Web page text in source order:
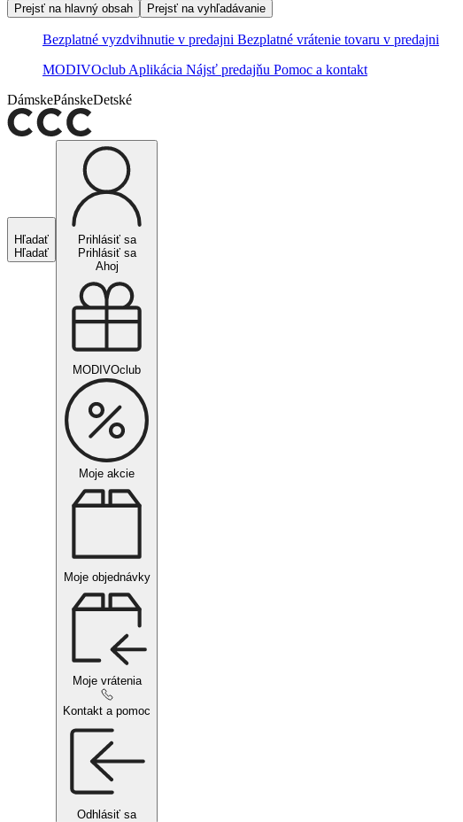
Prejsť na hlavný obsah
Prejsť na vyhľadávanie
Bezplatné vyzdvihnutie v predajni Bezplatné vrátenie tovaru v predajni
MODIVOclub Aplikácia Nájsť predajňu Pomoc a kontakt
DámskePánskeDetské
Hľadať
Hľadať
Prihlásiť sa
Prihlásiť sa
Ahoj
MODIVOclub
Moje akcie
Moje objednávky
Moje vrátenia
Kontakt a pomoc
Odhlásiť sa